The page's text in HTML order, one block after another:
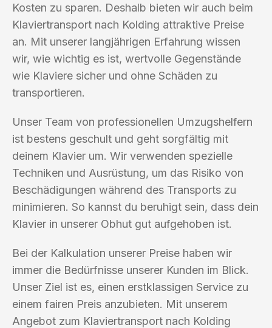
Kosten zu sparen. Deshalb bieten wir auch beim
Klaviertransport nach Kolding attraktive Preise
an. Mit unserer langjährigen Erfahrung wissen
wir, wie wichtig es ist, wertvolle Gegenstände
wie Klaviere sicher und ohne Schäden zu
transportieren.
Unser Team von professionellen Umzugshelfern
ist bestens geschult und geht sorgfältig mit
deinem Klavier um. Wir verwenden spezielle
Techniken und Ausrüstung, um das Risiko von
Beschädigungen während des Transports zu
minimieren. So kannst du beruhigt sein, dass dein
Klavier in unserer Obhut gut aufgehoben ist.
Bei der Kalkulation unserer Preise haben wir
immer die Bedürfnisse unserer Kunden im Blick.
Unser Ziel ist es, einen erstklassigen Service zu
einem fairen Preis anzubieten. Mit unserem
Angebot zum Klaviertransport nach Kolding